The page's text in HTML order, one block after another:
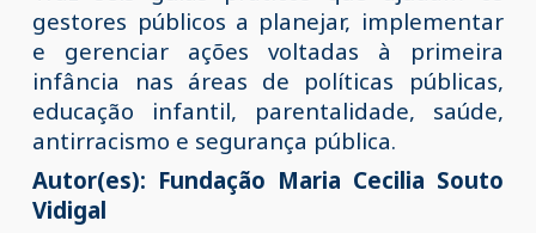
gestores públicos a planejar, implementar
e gerenciar ações voltadas à primeira
infância nas áreas de políticas públicas,
educação infantil, parentalidade, saúde,
antirracismo e segurança pública.
Autor(es): Fundação Maria Cecilia Souto
Vidigal